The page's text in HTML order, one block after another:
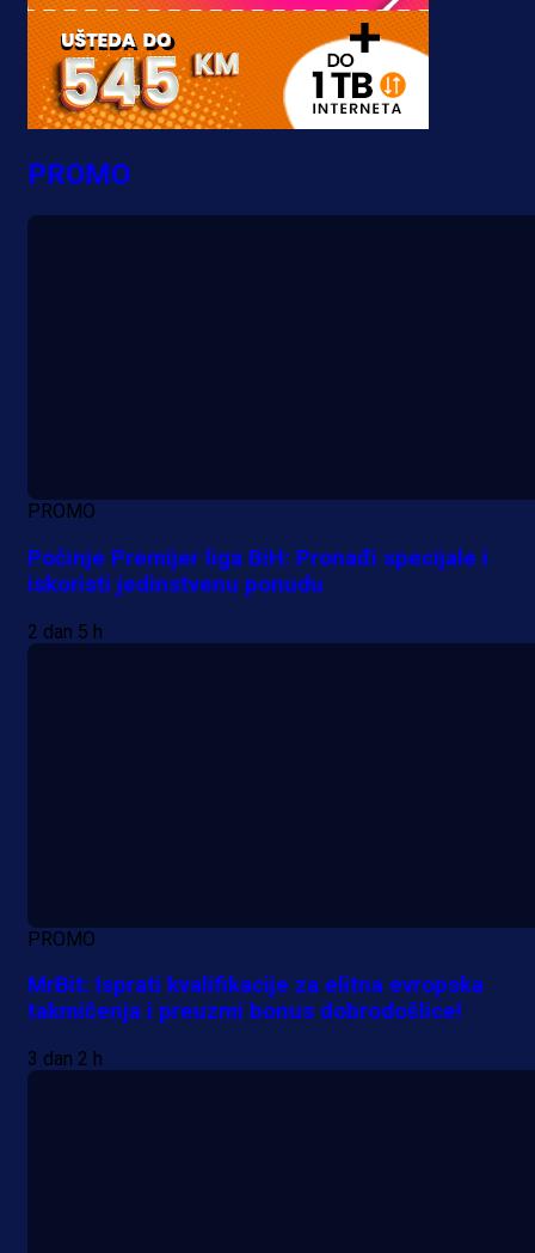
PROMO
PROMO
Počinje Premijer liga BiH: Pronađi specijale i
iskoristi jedinstvenu ponudu
2 dan 5 h
PROMO
MrBit: Isprati kvalifikacije za elitna evropska
takmičenja i preuzmi bonus dobrodošlice!
3 dan 2 h